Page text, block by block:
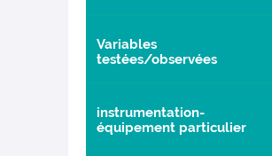
Variables
testées/observées
instrumentation-
équipement particulier